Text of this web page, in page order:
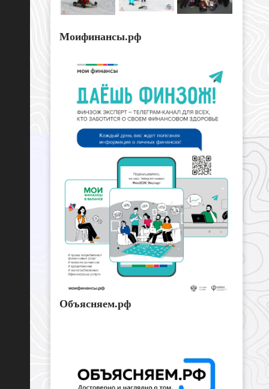
Моифинансы.рф
Объясняем.рф